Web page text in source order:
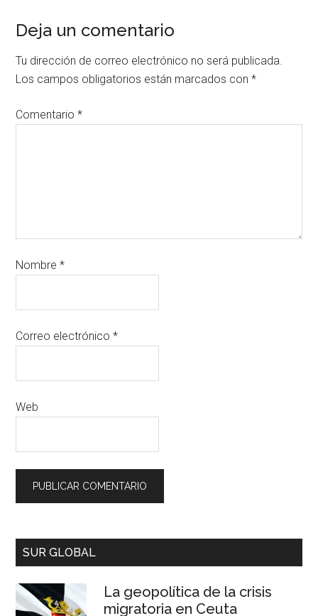
Deja un comentario
Tu dirección de correo electrónico no será publicada.
Los campos obligatorios están marcados con*
Comentario*
Nombre*
Correo electrónico*
Web
SUR GLOBAL
La geopolítica de la crisis
migratoria en Ceuta